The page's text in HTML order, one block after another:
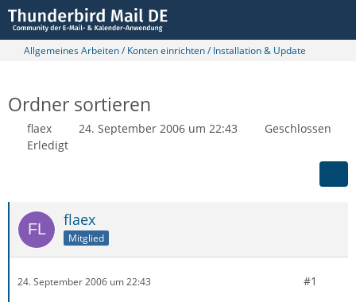
Allgemeines Arbeiten / Konten einrichten / Installation & Update
Ordner sortieren
flaex 24. September 2006 um 22:43
Geschlossen
Erledigt
flaex
Mitglied
24. September 2006 um 22:43 #1